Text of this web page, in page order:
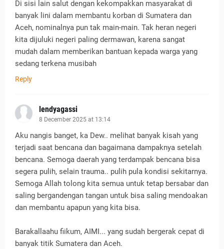
Di sisi lain salut dengan kekompakkan masyarakat di
banyak lini dalam membantu korban di Sumatera dan
Aceh, nominalnya pun tak main-main. Tak heran negeri
kita dijuluki negeri paling dermawan, karena sangat
mudah dalam memberikan bantuan kepada warga yang
sedang terkena musibah
Reply
lendyagassi
8 December 2025 at 13:14
Aku nangis banget, ka Dew.. melihat banyak kisah yang
terjadi saat bencana dan bagaimana dampaknya setelah
bencana. Semoga daerah yang terdampak bencana bisa
segera pulih, selain trauma.. pulih pula kondisi sekitarnya.
Semoga Allah tolong kita semua untuk tetap bersabar dan
saling bergandengan tangan untuk bisa saling mendoakan
dan membantu apapun yang kita bisa.
Barakallaahu fiikum, AIMI... yang sudah bergerak cepat di
banyak titik Sumatera dan Aceh.